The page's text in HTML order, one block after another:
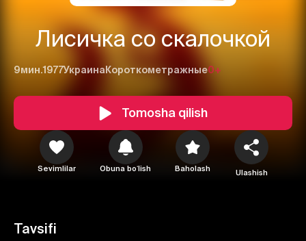
Лисичка со скалочкой
9мин.1977Украина Короткометражные0+
Tomosha qilish
Sevimlilar Obuna boʻlish Baholash Ulashish
Tavsifi
1 2 3